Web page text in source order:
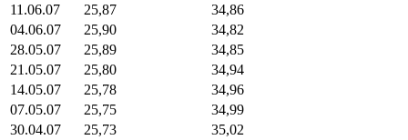
11.06.07
25,87
34,86
04.06.07
25,90
34,82
28.05.07
25,89
34,85
21.05.07
25,80
34,94
14.05.07
25,78
34,96
07.05.07
25,75
34,99
30.04.07
25,73
35,02